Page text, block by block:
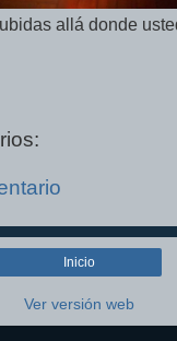
allá donde
Inicio
Ver versión web